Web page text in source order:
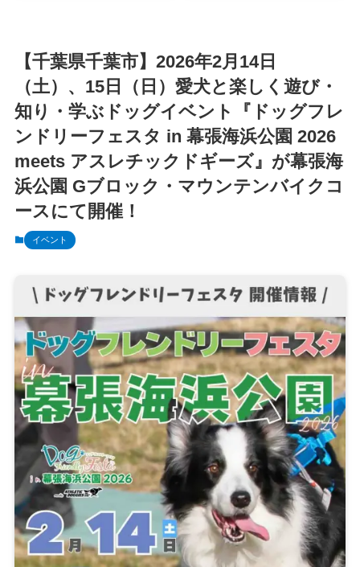
【千葉県千葉市】2026年2月14日
（土）、15日（日）愛犬と楽しく遊び・
知り・学ぶドッグイベント『ドッグフレ
ンドリーフェスタ in 幕張海浜公園 2026
meets アスレチックドギーズ』が幕張海
浜公園 Gブロック・マウンテンバイクコ
ースにて開催！
イベント